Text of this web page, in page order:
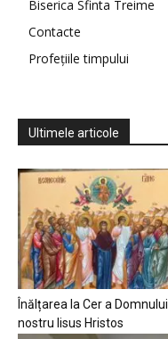
Biserica Sfinta Treime
Contacte
Profețiile timpului
Ultimele articole
Înălțarea la Cer a Domnului
nostru Iisus Hristos